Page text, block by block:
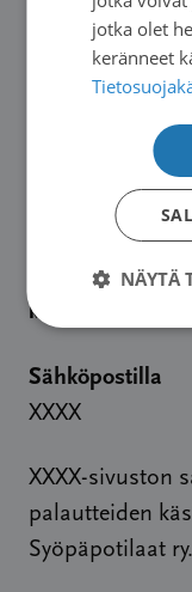
Kerro se meille
korjaamiseksi
Sähköpostilla
XXXX
XXXX-sivuston
palautteiden
Syöpäpotilaat ry.
jotka olet
keränneet
NÄYTÄ